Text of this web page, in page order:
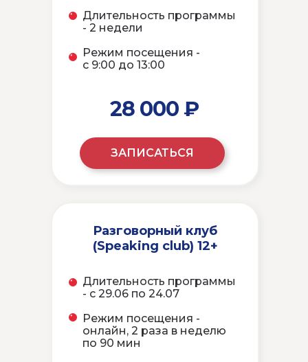
Разговорный клуб
(Speaking club) 12+
ЗАПИСАТЬСЯ
Длительность программы
- с 29.06 по 24.07
Режим посещения -
онлайн, 2 раза в неделю
по 90 мин
28 000 ₽
Длительность программы
- 2 недели
Режим посещения -
с 9:00 до 13:00